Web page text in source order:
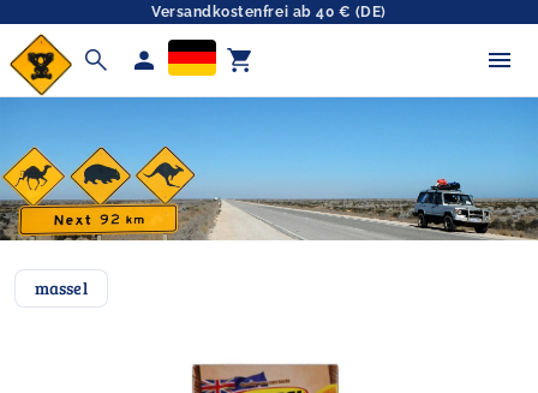
Versandkostenfrei ab 40 € (DE)
search person shopping_cart
massel